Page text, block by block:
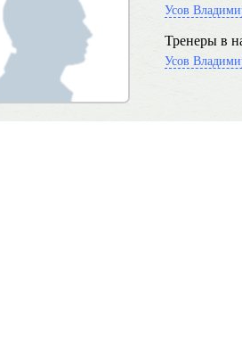
Усов
Тренеры в
Усов